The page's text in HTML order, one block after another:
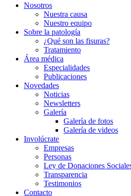
Nosotros
Nuestra causa
Nuestro equipo
Sobre la patología
¿Qué son las fisuras?
Tratamiento
Área médica
Especialidades
Publicaciones
Novedades
Noticias
Newsletters
Galería
Galería de fotos
Galería de videos
Involúcrate
Empresas
Personas
Ley de Donaciones
Transparencia
Testimonios
Contacto